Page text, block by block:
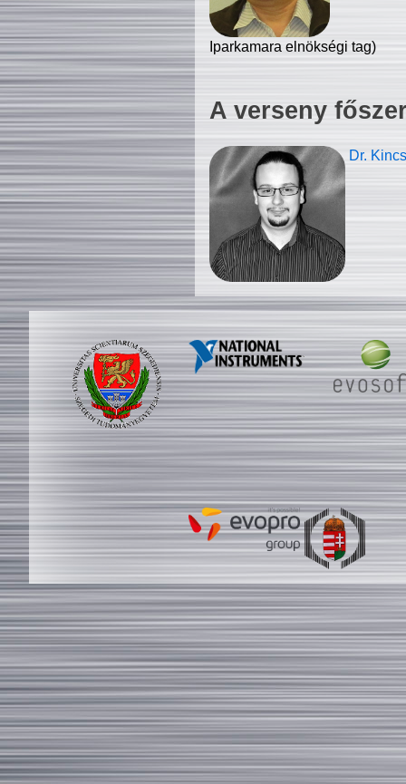
Iparkamara elnökségi tag)
A verseny
Dr.